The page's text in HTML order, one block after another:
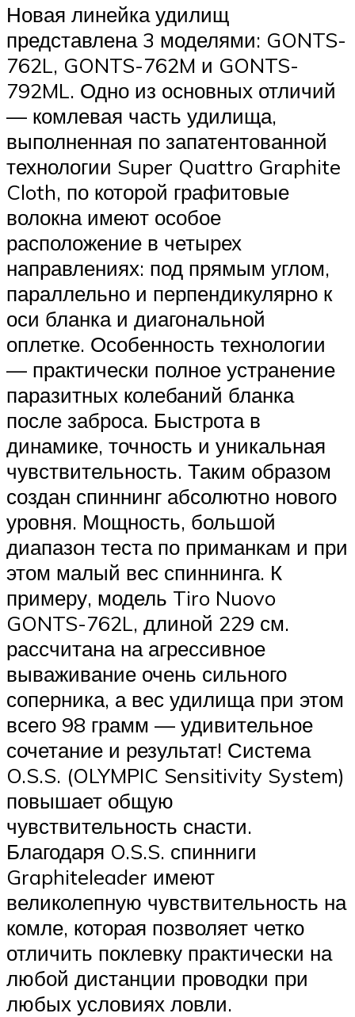
Новая линейка удилищ
представлена 3 моделями: GONTS-
762L, GONTS-762M и GONTS-
792ML. Одно из основных отличий
— комлевая часть удилища,
выполненная по запатентованной
технологии Super Quattro Graphite
Cloth, по которой графитовые
волокна имеют особое
расположение в четырех
направлениях: под прямым углом,
параллельно и перпендикулярно к
оси бланка и диагональной
оплетке. Особенность технологии
— практически полное устранение
паразитных колебаний бланка
после заброса. Быстрота в
динамике, точность и уникальная
чувствительность. Таким образом
создан спиннинг абсолютно нового
уровня. Мощность, большой
диапазон теста по приманкам и при
этом малый вес спиннинга. К
примеру, модель Tiro Nuovo
GONTS-762L, длиной 229 см.
рассчитана на агрессивное
вываживание очень сильного
соперника, а вес удилища при этом
всего 98 грамм — удивительное
сочетание и результат! Система
O.S.S. (OLYMPIC Sensitivity System)
повышает общую
чувствительность снасти.
Благодаря O.S.S. спинниги
Graphiteleader имеют
великолепную чувствительность на
комле, которая позволяет четко
отличить поклевку практически на
любой дистанции проводки при
любых условиях ловли.